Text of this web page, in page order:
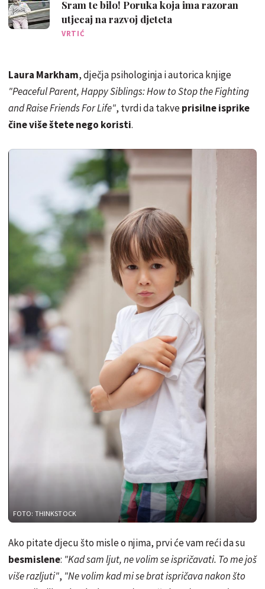
Sram te bilo! Poruka koja ima razoran
utjecaj na razvoj djeteta
VRTIĆ
Laura Markham, dječja psihologinja i autorica knjige
"Peaceful Parent, Happy Siblings: How to Stop the Fighting
and Raise Friends For Life", tvrdi da takveprisilne isprike
čine više štete nego koristi.
FOTO: THINKSTOCK
Ako pitate djecu što misle o njima, prvi će vam reći da su
besmislene: "Kad sam ljut, ne volim se ispričavati. To me još
više razljuti", "Ne volim kad mi se brat ispričava nakon što